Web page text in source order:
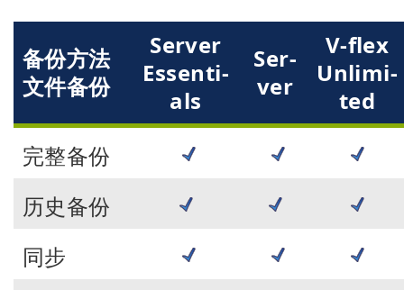
备份方法
文件备份
Ser­ver
Ess­en­ti­
als
Ser­
ver
V-flex
Un­li­mi­
ted
完整备份
历史备份
同步